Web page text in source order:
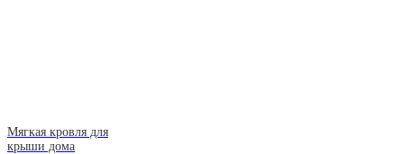
Мягкая кровля для
крыши дома